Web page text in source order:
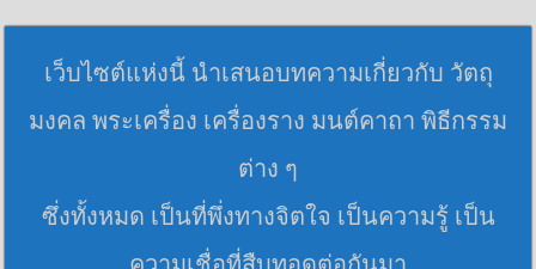
เว็บไซต์แห่งนี้ นำเสนอบทความเกี่ยวกับ วัตถุ
มงคล พระเครื่อง เครื่องราง มนต์คาถา พิธีกรรม
ต่าง ๆ
ซึ่งทั้งหมด เป็นที่พึ่งทางจิตใจ เป็นความรู้ เป็น